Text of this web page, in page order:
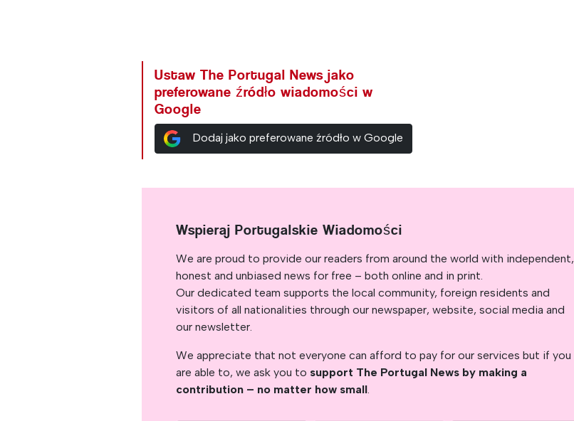
Ustaw The Portugal News jako
preferowane źródło wiadomości w
Google
Dodaj jako preferowane źródło w Google
Wspieraj Portugalskie Wiadomości
We are proud to provide our readers from around the world with independent,
honest and unbiased news for free – both online and in print.
Our dedicated team supports the local community, foreign residents and
visitors of all nationalities through our newspaper, website, social media and
our newsletter.
We appreciate that not everyone can afford to pay for our services but if you
are able to, we ask you to support The Portugal News by making a
contribution – no matter how small.